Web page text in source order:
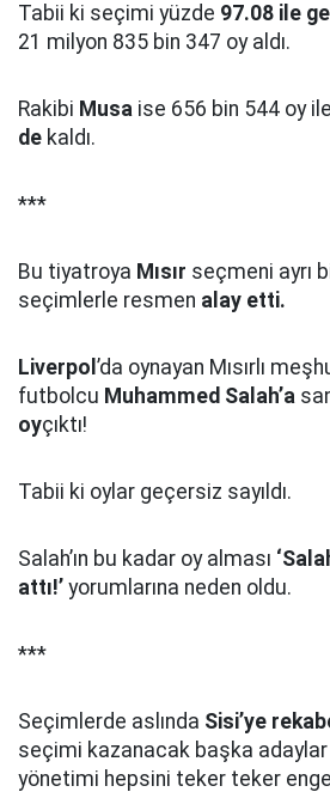
Tabii ki seçimi yüzde 97.08 ile
21 milyon 835 bin 347 oy aldı.
Rakibi Musa ise 656 bin 544 oy ile
de kaldı.
***
Bu tiyatroya Mısır seçmeni ayrı
seçimlerle resmen alay etti.
Liverpol ’da oynayan Mısırlı
futbolcu Muhammed Salah’a
oyçıktı!
Tabii ki oylar geçersiz sayıldı.
Salah’ın bu kadar oy alması
attı!’ yorumlarına neden oldu.
***
Seçimlerde aslında Sisi’ye
seçimi kazanacak başka adaylar
yönetimi hepsini teker teker